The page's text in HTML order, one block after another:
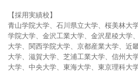
【採用実績校】
青山学院大学、石川県立大学、桜美林大
学院大学、金沢工業大学、金沢星稜大学
大学、関西学院大学、京都産業大学、近
大学、滋賀大学、芝浦工業大学、信州大
大学、中央大学、東海大学、東京理科大